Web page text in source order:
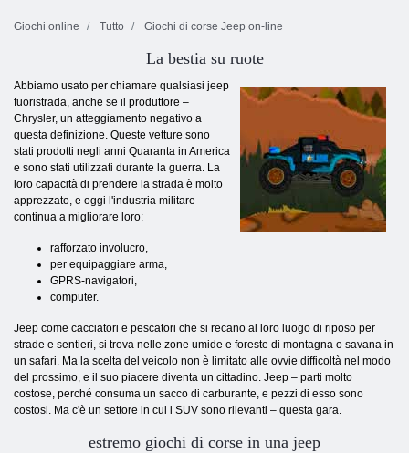
Giochi online Tutto Giochi di corse Jeep on-line
La bestia su ruote
Abbiamo usato per chiamare qualsiasi jeep
fuoristrada, anche se il produttore –
Chrysler, un atteggiamento negativo a
questa definizione. Queste vetture sono
stati prodotti negli anni Quaranta in America
e sono stati utilizzati durante la guerra. La
loro capacità di prendere la strada è molto
apprezzato, e oggi l'industria militare
continua a migliorare loro:
rafforzato involucro,
per equipaggiare arma,
GPRS-navigatori,
computer.
Jeep come cacciatori e pescatori che si recano al loro luogo di riposo per
strade e sentieri, si trova nelle zone umide e foreste di montagna o savana in
un safari. Ma la scelta del veicolo non è limitato alle ovvie difficoltà nel modo
del prossimo, e il suo piacere diventa un cittadino. Jeep – parti molto
costose, perché consuma un sacco di carburante, e pezzi di esso sono
costosi. Ma c'è un settore in cui i SUV sono rilevanti – questa gara.
estremo giochi di corse in una jeep